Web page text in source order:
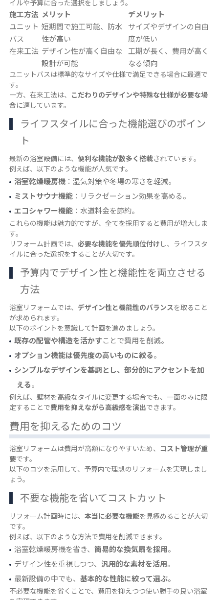
イルや予算に合った選択をしましょう。
施工方法 メリット
デメリット
ユニット
バス
短期間で施工可能、防水
性が高い
サイズやデザインの自由
度が低い
在来工法 デザイン性が高く自由な
設計が可能
工期が長く、費用が高く
なる傾向
ユニットバスは標準的なサイズや仕様で満足できる場合に最適で
す。
一方、在来工法は、 こだわりのデザインや特殊な仕様が必要な場
合に適しています。
ライフスタイルに合った機能選びのポイン
ト
最新の浴室設備には、 便利な機能が数多く搭載されています。
例えば、以下のような機能が人気です。
浴室乾燥暖房機：湿気対策や冬場の寒さを軽減。
ミストサウナ機能：リラクゼーション効果を高める。
エコシャワー機能：水道料金を節約。
これらの機能は魅力的ですが、全てを採用すると費用が増大しま
す。
リフォーム計画では、 必要な機能を優先順位付け し、ライフスタ
イルに合った選択をすることが大切です。
予算内でデザイン性と機能性を両立させる
方法
浴室リフォームでは、 デザイン性と機能性のバランスを取ること
が求められます。
以下のポイントを意識して計画を進めましょう。
既存の配管や構造を活かすことで費用を削減。
オプション機能は優先度の高いものに絞る。
シンプルなデザインを基調とし、部分的にアクセントを加
える。
例えば、壁材を高級なタイルに変更する場合でも、一面のみに限
定することで費用を抑えながら高級感を演出できます。
費用を抑えるためのコツ
浴室リフォームは費用が高額になりやすいため、 コスト管理が重
要です。
以下のコツを活用して、予算内で理想のリフォームを実現しまし
ょう。
不要な機能を省いてコストカット
リフォーム計画時には、 本当に必要な機能を見極めることが大切
です。
例えば、以下のような方法で費用を削減できます。
浴室乾燥暖房機を省き、 簡易的な換気扇を採用。
デザイン性を重視しつつ、 汎用的な素材を活用。
最新設備の中でも、 基本的な性能に絞って選ぶ。
不必要な機能を省くことで、費用を抑えつつ使い勝手の良い浴室